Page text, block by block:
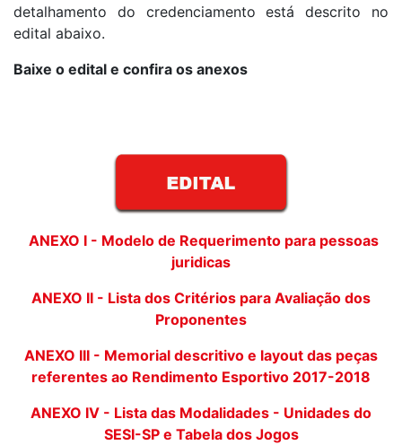
detalhamento do credenciamento está descrito no
edital abaixo.
Baixe o edital e confira os anexos
ANEXO I - Modelo de Requerimento para pessoas
juridicas
ANEXO II - Lista dos Critérios para Avaliação dos
Proponentes
ANEXO III - Memorial descritivo e layout das peças
referentes ao Rendimento Esportivo 2017-2018
ANEXO IV - Lista das Modalidades - Unidades do
SESI-SP e Tabela dos Jogos